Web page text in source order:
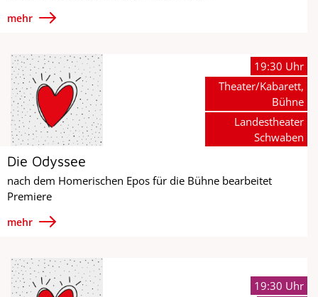
mehr
Die Odyssee
nach dem Homerischen Epos für die Bühne bearbeitet
Premiere
mehr
19:30 Uhr
Theater/Kabarett,
Bühne
Landestheater
Schwaben
19:30 Uhr